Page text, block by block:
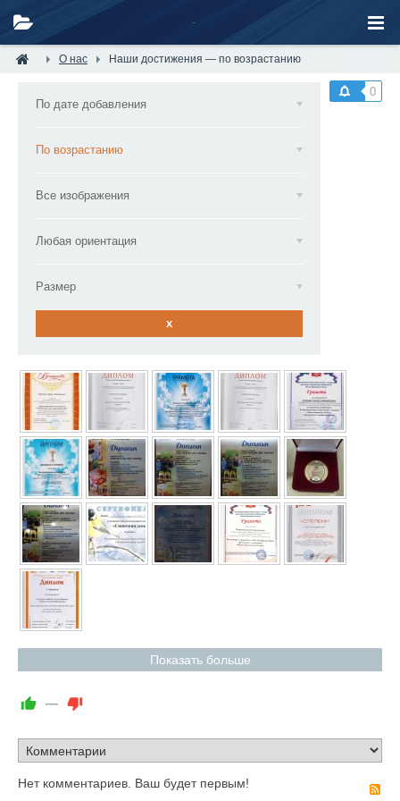
О нас Наши достижения — по возрастанию
0
По дате добавления
По возрастанию
Все изображения
Любая ориентация
Размер
x
Показать больше
—
Нет комментариев. Ваш будет первым!